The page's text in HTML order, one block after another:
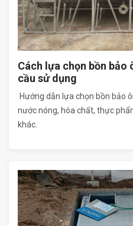
Cách lựa chọn bồn bảo
cầu sử dụng
Hướng dẫn lựa chọn bồn bảo
nước nóng, hóa chất, thực
khác.